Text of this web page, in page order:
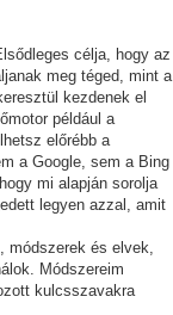
célja, hogy az
meg téged, mint a
kezdenek el
például a
előrébb a
a Google, sem a Bing
mi alapján sorolja
legyen azzal, amit
módszerek és elvek,
Módszereim
kulcsszavakra